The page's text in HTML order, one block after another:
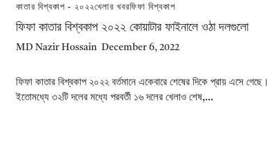
কাতার বিশ্বকাপ - ২০২২খেলার খবরফিফা বিশ্বকাপ
ফিফা কাতার বিশ্বকাপ ২০২২ কোয়াটার ফাইনালে ওঠা দলগুলো
MD Nazir Hossain December 6, 2022
ফিফা কাতার বিশ্বকাপ ২০২২ বর্তমানে একেবারে শেষের দিকে প্রায় এসে গেছে।
ইতোমধ্যে ৩২টি দলের মধ্যে পরবর্তী ১৬ দলের খেলাও শেষ,...